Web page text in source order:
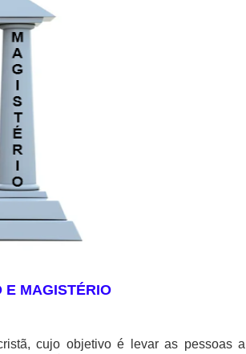
MAGISTÉRIO
cujo objetivo é levar as pessoas a